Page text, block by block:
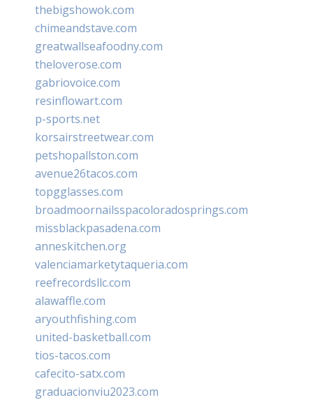
thebigshowok.com
chimeandstave.com
greatwallseafoodny.com
theloverose.com
gabriovoice.com
resinflowart.com
p-sports.net
korsairstreetwear.com
petshopallston.com
avenue26tacos.com
topgglasses.com
broadmoornailsspacoloradosprings.com
missblackpasadena.com
anneskitchen.org
valenciamarketytaqueria.com
reefrecordsllc.com
alawaffle.com
aryouthfishing.com
united-basketball.com
tios-tacos.com
cafecito-satx.com
graduacionviu2023.com